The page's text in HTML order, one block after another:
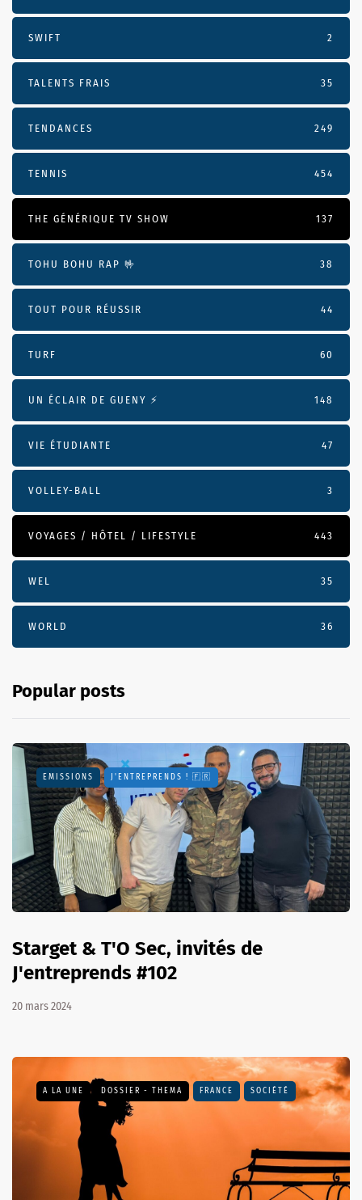
SWIFT 2
TALENTS FRAIS 35
TENDANCES 249
TENNIS 454
THE GÉNÉRIQUE TV SHOW 137
TOHU BOHU RAP 🤟 38
TOUT POUR RÉUSSIR 44
TURF 60
UN ÉCLAIR DE GUENY ⚡️ 148
VIE ÉTUDIANTE 47
VOLLEY-BALL 3
VOYAGES / HÔTEL / LIFESTYLE 443
WEL 35
WORLD 36
Popular posts
EMISSIONS J'ENTREPRENDS ! 🇫🇷
Starget & T'O Sec, invités de
J'entreprends #102
20 mars 2024
A LA UNE DOSSIER - THEMA FRANCE SOCIÉTÉ